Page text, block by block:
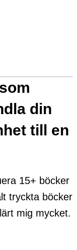
din
till en
15+ böcker
tryckta böcker
mig mycket.